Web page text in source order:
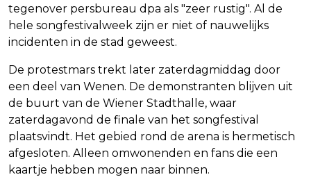
tegenover persbureau dpa als "zeer rustig". Al de
hele songfestivalweek zijn er niet of nauwelijks
incidenten in de stad geweest.
De protestmars trekt later zaterdagmiddag door
een deel van Wenen. De demonstranten blijven uit
de buurt van de Wiener Stadthalle, waar
zaterdagavond de finale van het songfestival
plaatsvindt. Het gebied rond de arena is hermetisch
afgesloten. Alleen omwonenden en fans die een
kaartje hebben mogen naar binnen.